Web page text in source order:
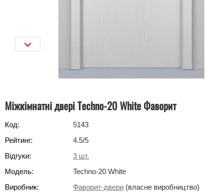
Міжкімнатні двері Techno-20 White Фаворит
Код:
5143
Рейтинг:
4.5/5
Відгуки:
3 шт.
Модель:
Techno-20 White
Виробник:
Фаворит-двери (власне виробництво)